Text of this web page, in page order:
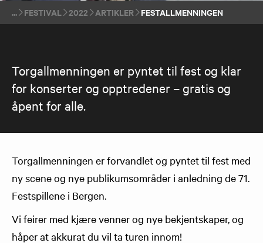
FESTIVAL 2022 ARTIKLER FESTALLMENNINGEN
Torgallmenningen er pyntet til fest og klar
for konserter og opptredener – gratis og
åpent for alle.
Torgallmenningen er forvandlet og pyntet til fest med
ny scene og nye publikumsområder i anledning de 71.
Festspillene i Bergen.
Vi feirer med kjære venner og nye bekjentskaper, og
håper at akkurat du vil ta turen innom!